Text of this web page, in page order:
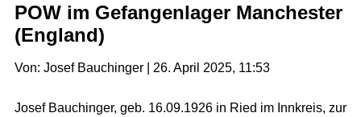
POW im Gefangenlager Manchester
(England)
Von: Josef Bauchinger | 26. April 2025, 11:53
Josef Bauchinger, geb. 16.09.1926 in Ried im Innkreis, zur